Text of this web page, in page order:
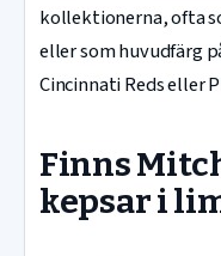
kollektionerna, ofta
eller som huvudfärg
Cincinnati Reds eller
Finns
kepsar i